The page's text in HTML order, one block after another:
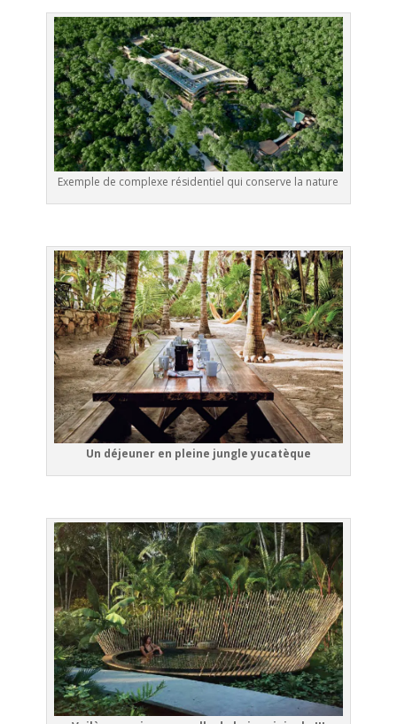
Exemple de complexe résidentiel qui conserve la nature
Un déjeuner en pleine jungle yucatèque